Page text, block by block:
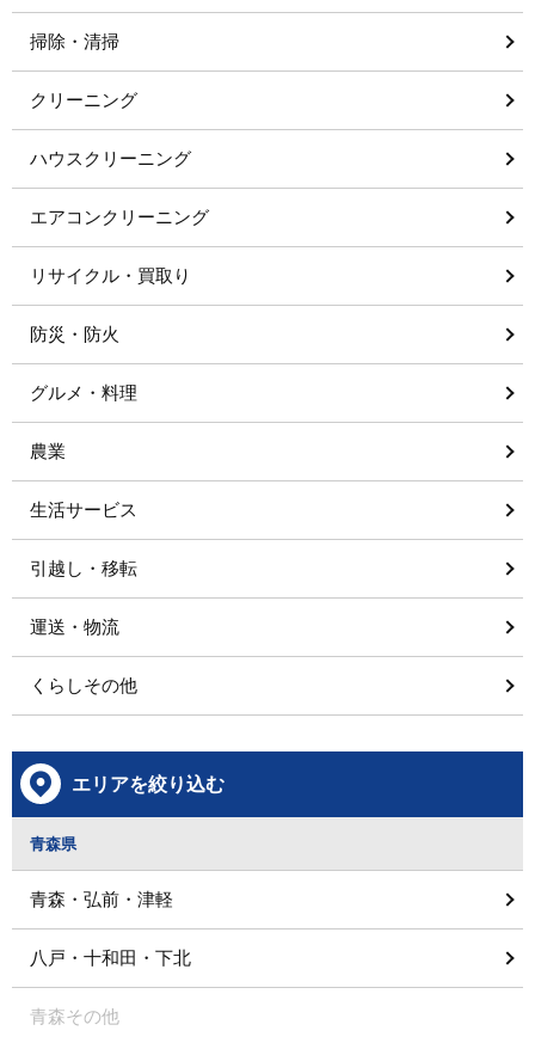
掃除・清掃
クリーニング
ハウスクリーニング
エアコンクリーニング
リサイクル・買取り
防災・防火
グルメ・料理
農業
生活サービス
引越し・移転
運送・物流
くらしその他
エリアを絞り込む
青森県
青森・弘前・津軽
八戸・十和田・下北
青森その他